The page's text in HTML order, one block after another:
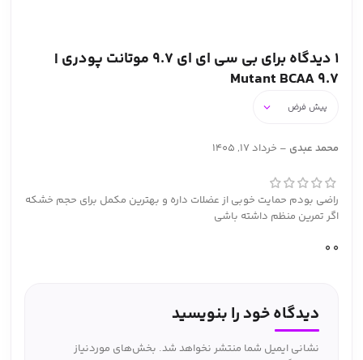
1 دیدگاه برای
بی سی ای ای 9.7 موتانت پودری |
Mutant BCAA 9.7
محمد عبدی – خرداد 17, 1405
راضی بودم حمایت خوبی از عضلات داره و بهترین مکمل برای حجم خشکه
اگر تمرین منظم داشته باشی
0
0
دیدگاه خود را بنویسید
نشانی ایمیل شما منتشر نخواهد شد. بخش‌های موردنیاز